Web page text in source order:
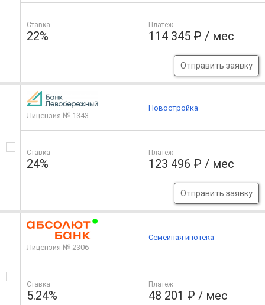
Ставка
22%
Платеж
114 345 ₽ / мес
Отправить заявку
Лицензия № 1343
Ставка
24%
Платеж
123 496 ₽ / мес
Отправить заявку
Новостройка
Лицензия № 2306
Ставка
5.24%
Платеж
48 201 ₽ / мес
Семейная ипотека